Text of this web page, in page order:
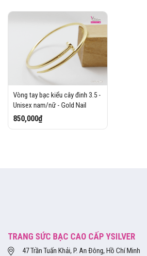
Vòng tay bạc kiểu cây đinh 3.5 -
Unisex nam/nữ - Gold Nail
850,000₫
TRANG SỨC BẠC CAO CẤP YSILVER
47 Trần Tuấn Khải, P. An Đông, Hồ Chí Minh